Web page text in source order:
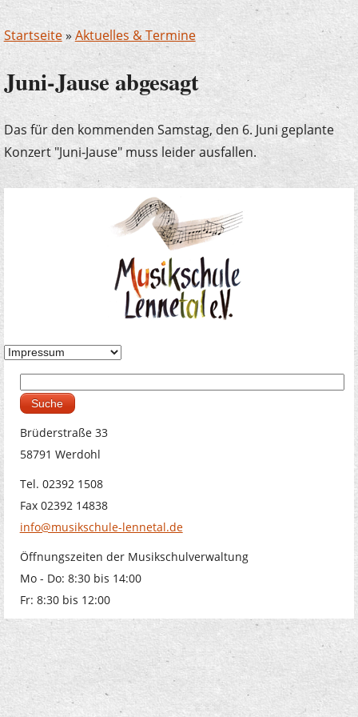
Startseite»Aktuelles & Termine
Juni-Jause abgesagt
Das für den kommenden Samstag, den 6. Juni geplante
Konzert "Juni-Jause" muss leider ausfallen.
Suchformular
Brüderstraße 33
58791 Werdohl
Tel. 02392 1508
Fax 02392 14838
info@musikschule-lennetal.de
Öffnungszeiten der Musikschulverwaltung
Mo - Do: 8:30 bis 14:00
Fr: 8:30 bis 12:00